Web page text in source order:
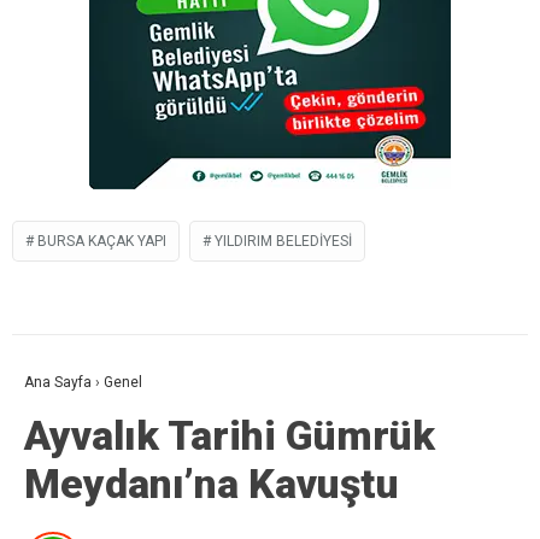
BURSA KAÇAK YAPI YILDIRIM BELEDIYESI
Ana Sayfa › Genel
Ayvalık Tarihi Gümrük
Meydanı’na Kavuştu